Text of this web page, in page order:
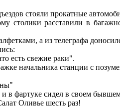
стояли прокатные
столики расставили в
а из телеграфа
есть свежие раки".
начальника станции с
в фартуке сидел в своем
Оливье шесть раз!